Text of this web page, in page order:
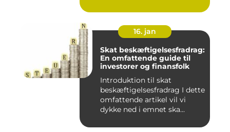
16. jan
Skat beskæftigelsesfradrag:
En omfattende guide til
investorer og finansfolk
Introduktion til skat
beskæftigelsesfradrag I dette
omfattende artikel vil vi
dykke ned i emnet ska...